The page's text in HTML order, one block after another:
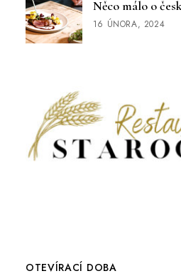
Něco málo o
16 ÚNORA, 2024
OTEVÍRACÍ DOBA